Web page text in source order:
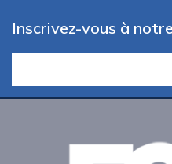
Inscrivez-vous à